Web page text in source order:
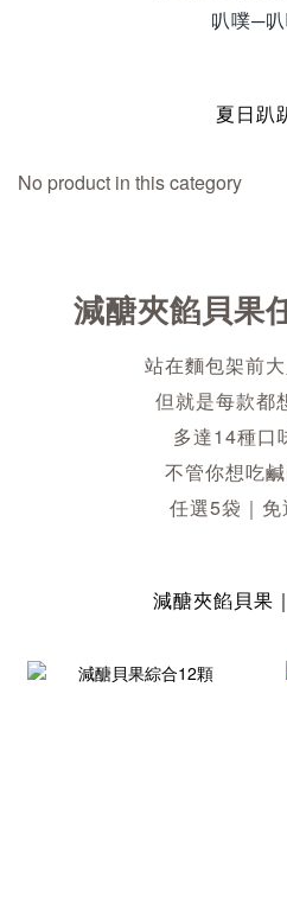
叭噗─
夏日趴
No product in this category
減醣夾餡貝果
站在麵包架前
但就是每款都
多達14種口
不管你想吃
任選5袋｜免
減醣夾餡貝果